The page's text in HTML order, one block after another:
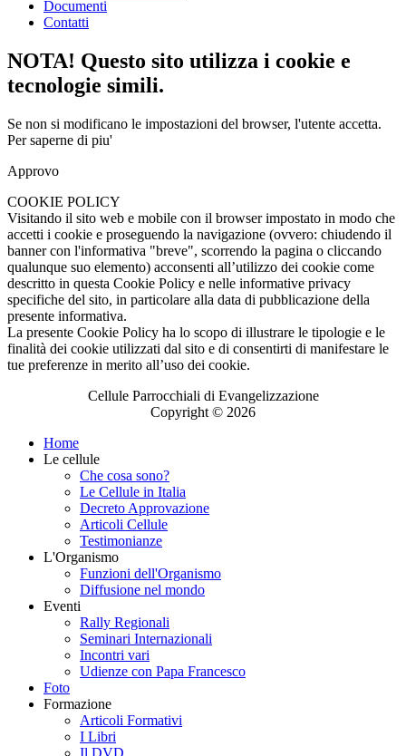
Documenti
Contatti
NOTA! Questo sito utilizza i cookie e
tecnologie simili.
Se non si modificano le impostazioni del browser, l'utente accetta.
Per saperne di piu'
Approvo
COOKIE POLICY
Visitando il sito web e mobile con il browser impostato in modo che
accetti i cookie e proseguendo la navigazione (ovvero: chiudendo il
banner con l'informativa "breve", scorrendo la pagina o cliccando
qualunque suo elemento) acconsenti all’utilizzo dei cookie come
descritto in questa Cookie Policy e nelle informative privacy
specifiche del sito, in particolare alla data di pubblicazione della
presente informativa.
La presente Cookie Policy ha lo scopo di illustrare le tipologie e le
finalità dei cookie utilizzati dal sito e di consentirti di manifestare le
tue preferenze in merito all’uso dei cookie.
Cellule Parrocchiali di Evangelizzazione
Copyright © 2026
Home
Le cellule
Che cosa sono?
Le Cellule in Italia
Decreto Approvazione
Articoli Cellule
Testimonianze
L'Organismo
Funzioni dell'Organismo
Diffusione nel mondo
Eventi
Rally Regionali
Seminari Internazionali
Incontri vari
Udienze con Papa Francesco
Foto
Formazione
Articoli Formativi
I Libri
Il DVD